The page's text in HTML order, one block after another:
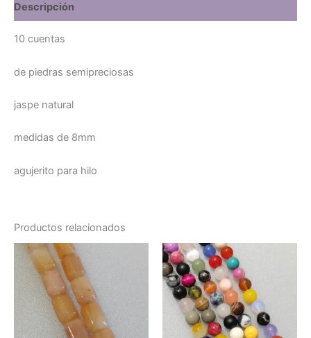
Descripción
10 cuentas
de piedras semipreciosas
jaspe natural
medidas de 8mm
agujerito para hilo
Productos relacionados